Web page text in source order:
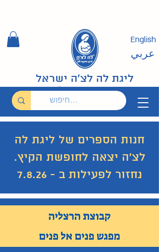
ליגת לה לצ'ה ישראל
English
عربي
חנות הספרים של ליגת לה
לצ'ה יצאה לחופשת הקיץ.
נחזור לפעילות ב - 7.8.26